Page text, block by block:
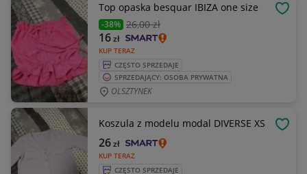
Top opaska besquar IBIZA one size
-38% 26,00 zł
KUP TERAZ
16zł
CZĘSTO SPRZEDAJE
SPRZEDAJĄCY: OSOBA PRYWATNA
OLSZTYNEK
Koszula z modelu modal DIVERSE XS
KUP TERAZ
26zł
CZĘSTO SPRZEDAJE